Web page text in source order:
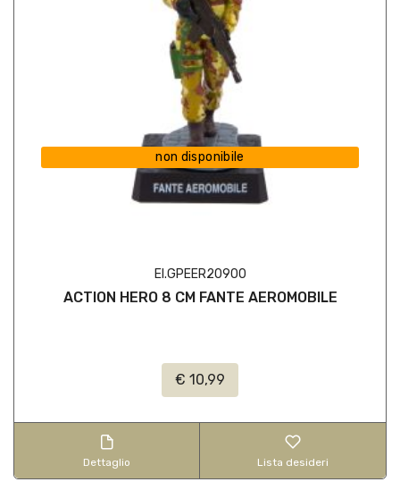
non disponibile
EI.GPEER20900
ACTION HERO 8 CM FANTE AEROMOBILE
€ 10,99
Dettaglio Lista desideri